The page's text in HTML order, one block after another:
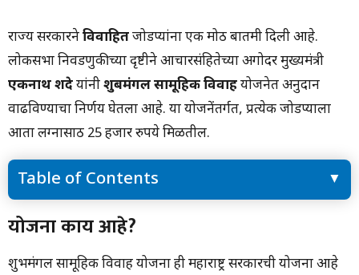
राज्य सरकारनेविवाहितजोडप्यांना एक मोठी बातमी दिली आहे.
लोकसभा निवडणुकीच्या दृष्टीने आचारसंहितेच्या अगोदर मुख्यमंत्री
एकनाथ शिंदेयांनीशुबमंगल सामूहिक विवाहयोजनेत अनुदान
वाढविण्याचा निर्णय घेतला आहे. या योजनेंतर्गत, प्रत्येक जोडप्याला
आता लग्नासाठी 25 हजार रुपये मिळतील.
Table of Contents
आता काय बदलले आहे?
या योजनेचा फायदा कसा घ्यावा?
योजना काय आहे?
शुभमंगल सामूहिक विवाह योजना ही महाराष्ट्र सरकारची योजना आहे